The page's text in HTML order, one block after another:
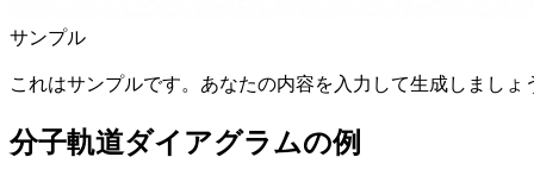
サンプル
これはサンプルです。あなたの内容を入力して生成しましょ
分子軌道ダイアグラムの例